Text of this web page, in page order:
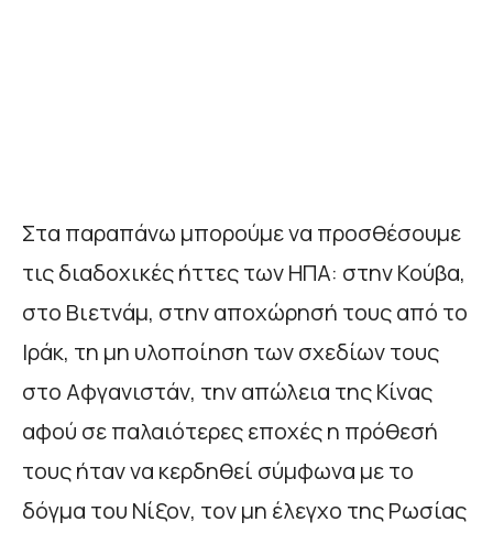
Στα παραπάνω μπορούμε να προσθέσουμε
τις διαδοχικές ήττες των ΗΠΑ: στην Κούβα,
στο Βιετνάμ, στην αποχώρησή τους από το
Ιράκ, τη μη υλοποίηση των σχεδίων τους
στο Αφγανιστάν, την απώλεια της Κίνας
αφού σε παλαιότερες εποχές η πρόθεσή
τους ήταν να κερδηθεί σύμφωνα με το
δόγμα του Νίξον, τον μη έλεγχο της Ρωσίας